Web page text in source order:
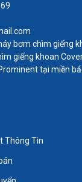
bơm chìm giếng
giếng khoan
tại miền
Thông Tin